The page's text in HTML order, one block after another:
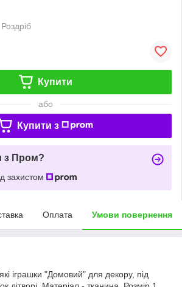
Роздріб
Купити
або
Купити з
з Пром?
захистом
Оплата Умови повернення
іграшки "Домовий" для декору, під